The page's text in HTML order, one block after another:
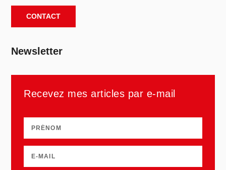
CONTACT
Newsletter
Recevez mes articles par e-mail